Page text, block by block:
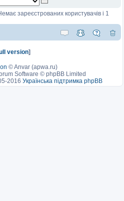
зареєстрованих користувачів і 1
version]
©Anvar (apwa.ru)
Software © phpBB Limited
2016 Українська підтримка phpBB